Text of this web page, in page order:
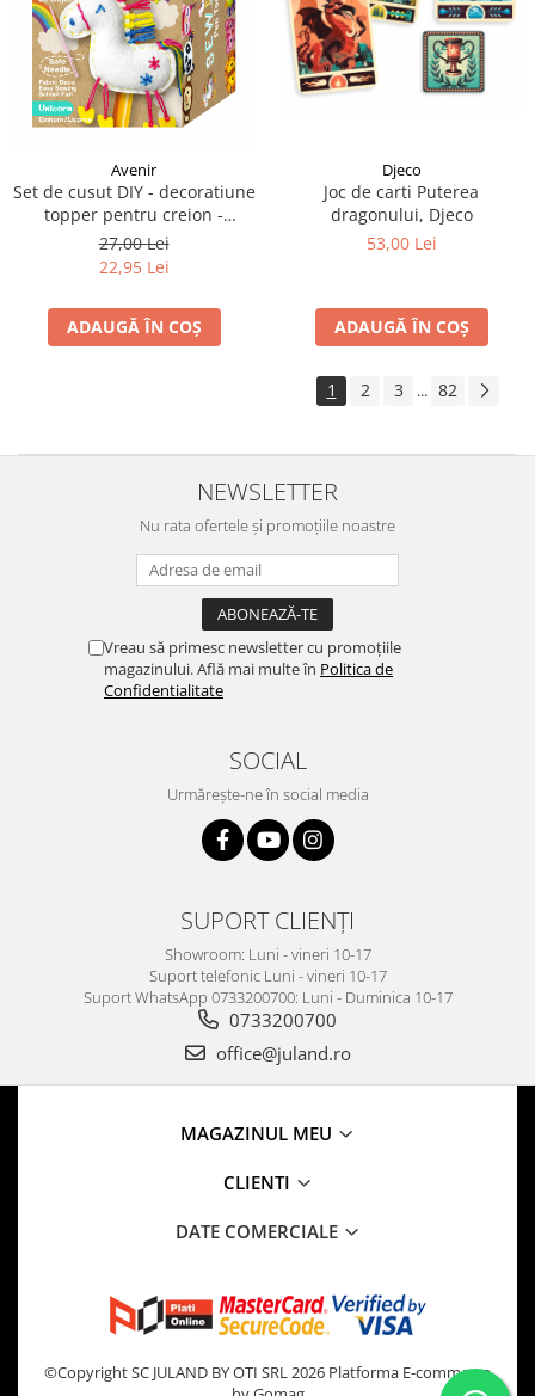
Avenir
Set de cusut DIY - decoratiune
topper pentru creion -
Unicorn
27,00 Lei
22,95 Lei
ADAUGĂ ÎN COȘ
Djeco
Joc de carti Puterea
dragonului, Djeco
53,00 Lei
ADAUGĂ ÎN COȘ
1 2 3 ... 82
NEWSLETTER
Nu rata ofertele și promoțiile noastre
Vreau să primesc newsletter cu promoțiile
magazinului. Află mai multe în Politica de
Confidentialitate
SOCIAL
Urmărește-ne în social media
SUPORT CLIENȚI
Showroom: Luni - vineri 10-17
Suport telefonic Luni - vineri 10-17
Suport WhatsApp 0733200700: Luni - Duminica 10-17
0733200700
office@juland.ro
MAGAZINUL MEU
CLIENTI
DATE COMERCIALE
©Copyright SC JULAND BY OTI SRL 2026 Platforma E-commerce